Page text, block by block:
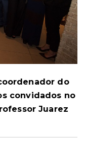
do
convidados no
Juarez